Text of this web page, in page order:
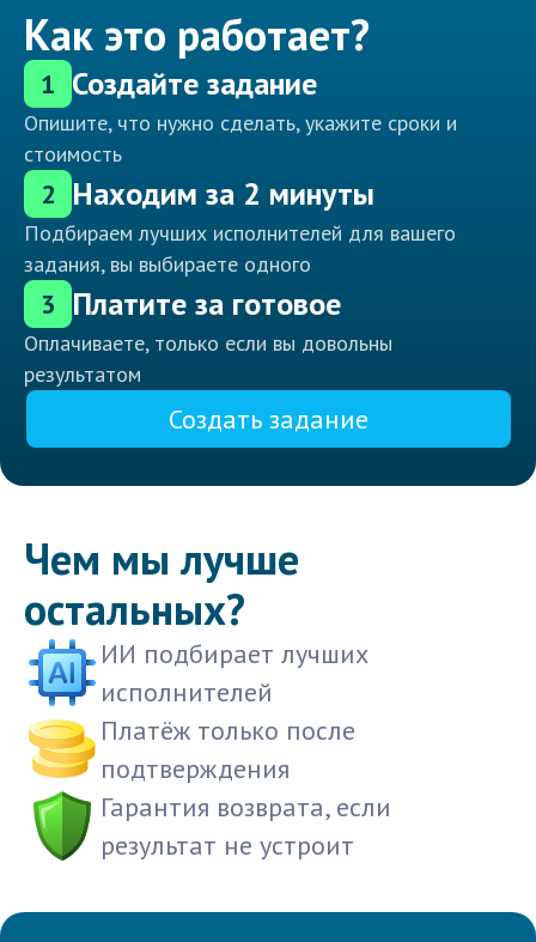
Как это работает?
1 Создайте задание
Опишите, что нужно сделать, укажите сроки и
стоимость
2 Находим за 2 минуты
Подбираем лучших исполнителей для вашего
задания, вы выбираете одного
3 Платите за готовое
Оплачиваете, только если вы довольны
результатом
Создать задание
Чем мы лучше
остальных?
ИИ подбирает лучших
исполнителей
Платёж только после
подтверждения
Гарантия возврата, если
результат не устроит